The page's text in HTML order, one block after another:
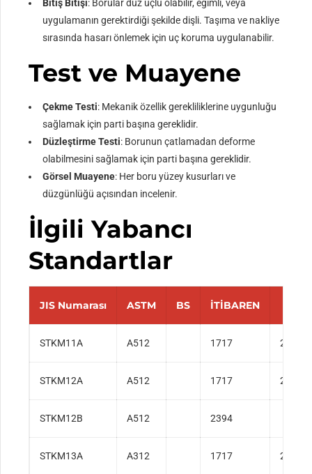
Bitiş Bitişi: Borular düz uçlu olabilir, eğimli, veya
uygulamanın gerektirdiği şekilde dişli. Taşıma ve nakliye
sırasında hasarı önlemek için uç koruma uygulanabilir.
Test ve Muayene
Çekme Testi: Mekanik özellik gerekliliklerine uygunluğu
sağlamak için parti başına gereklidir.
Düzleştirme Testi: Borunun çatlamadan deforme
olabilmesini sağlamak için parti başına gereklidir.
Görsel Muayene: Her boru yüzey kusurları ve
düzgünlüğü açısından incelenir.
İlgili Yabancı
Standartlar
JIS Numarası ASTM BS İTİBAREN
STKM11A A512 1717 2391
STKM12A A512 1717 2391
STKM12B A512 2394
STKM13A A312 1717 2391